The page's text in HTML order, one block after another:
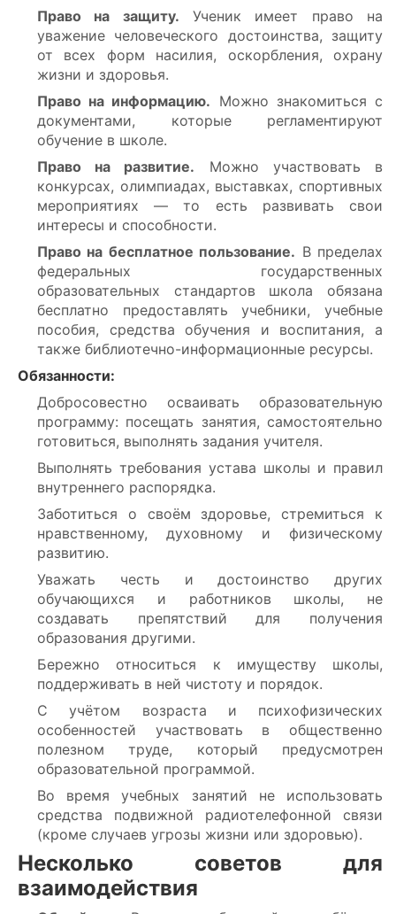
Право на защиту. Ученик имеет право на
уважение человеческого достоинства, защиту
от всех форм насилия, оскорбления, охрану
жизни и здоровья.
Право на информацию. Можно знакомиться с
документами, которые регламентируют
обучение в школе.
Право на развитие. Можно участвовать в
конкурсах, олимпиадах, выставках, спортивных
мероприятиях — то есть развивать свои
интересы и способности.
Право на бесплатное пользование. В пределах
федеральных государственных
образовательных стандартов школа обязана
бесплатно предоставлять учебники, учебные
пособия, средства обучения и воспитания, а
также библиотечно-информационные ресурсы.
Обязанности:
Добросовестно осваивать образовательную
программу: посещать занятия, самостоятельно
готовиться, выполнять задания учителя.
Выполнять требования устава школы и правил
внутреннего распорядка.
Заботиться о своём здоровье, стремиться к
нравственному, духовному и физическому
развитию.
Уважать честь и достоинство других
обучающихся и работников школы, не
создавать препятствий для получения
образования другими.
Бережно относиться к имуществу школы,
поддерживать в ней чистоту и порядок.
С учётом возраста и психофизических
особенностей участвовать в общественно
полезном труде, который предусмотрен
образовательной программой.
Во время учебных занятий не использовать
средства подвижной радиотелефонной связи
(кроме случаев угрозы жизни или здоровью).
Несколько советов для
взаимодействия